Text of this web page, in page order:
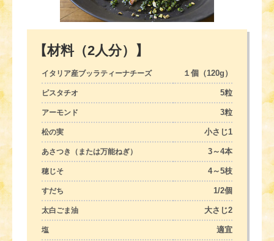
【材料（2人分）】
イタリア産ブッラティーナチーズ １個（120g）
ピスタチオ 5粒
アーモンド 3粒
松の実 小さじ1
あさつき（または万能ねぎ） 3～4本
穂じそ 4～5枝
すだち 1/2個
太白ごま油 大さじ2
塩 適宜